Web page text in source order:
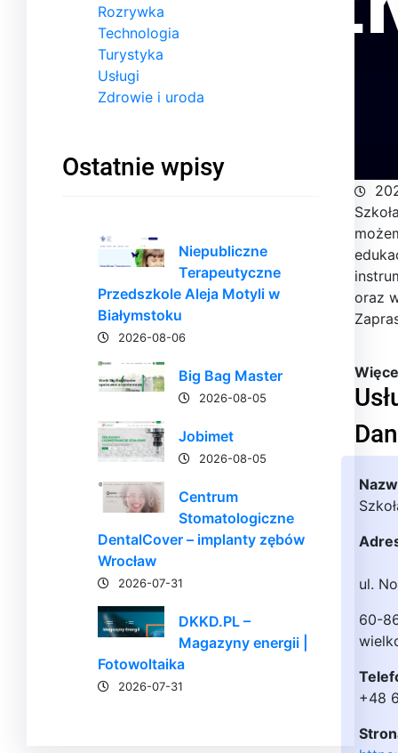
Rozrywka
Technologia
Turystyka
Usługi
Zdrowie i uroda
Ostatnie wpisy
Niepubliczne
Terapeutyczne
Przedszkole Aleja Motyli w
Białymstoku
2026-08-06
Big Bag Master
2026-08-05
Jobimet
2026-08-05
Centrum
Stomatologiczne
DentalCover – implanty zębów
Wrocław
2026-07-31
DKKD.PL –
Magazyny energii |
Fotowoltaika
2026-07-31
oraz
ul.
60-
+48